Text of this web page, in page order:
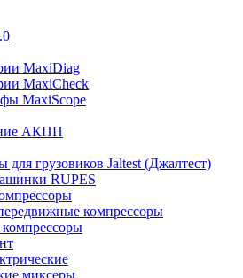
MaxiDiag
MaxiCheck
MaxiScope
АКПП
для грузовиков Jaltest (Джалтест)
RUPES
компрессоры
миксеры